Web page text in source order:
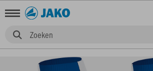
Zoeken